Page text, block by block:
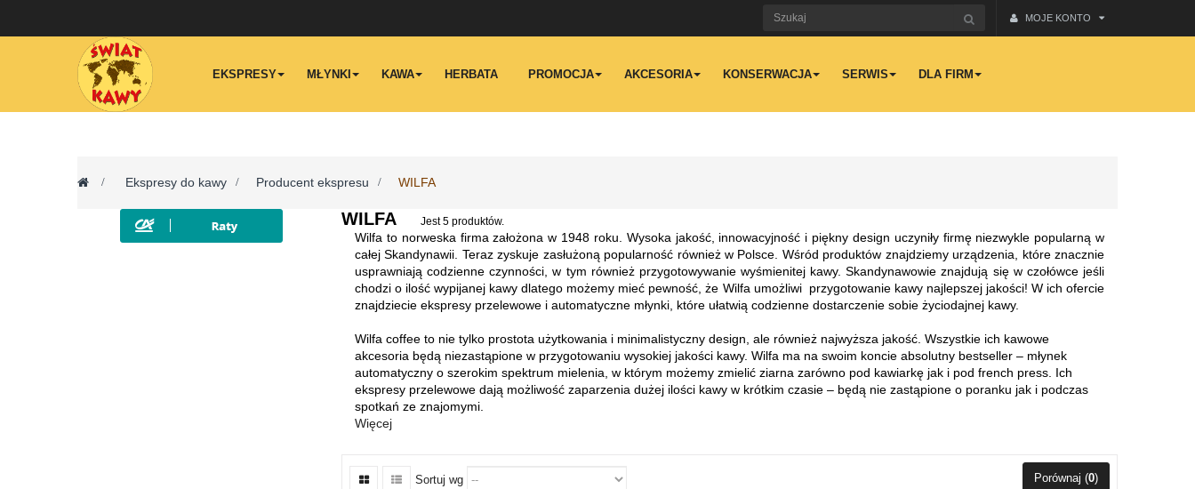
MOJE KONTO
EKSPRESY MŁYNKI KAWA HERBATA PROMOCJA AKCESORIA KONSERWACJA SERWIS DLA FIRM
> Ekspresy do kawy > Producent ekspresu > WILFA
WILFA Jest 5 produktów.
Wilfa to norweska firma założona w 1948 roku. Wysoka jakość, innowacyjność i piękny design uczyniły firmę niezwykle popularną w
całej Skandynawii. Teraz zyskuje zasłużoną popularność również w Polsce. Wśród produktów znajdziemy urządzenia, które znacznie
usprawniają codzienne czynności, w tym również przygotowywanie wyśmienitej kawy. Skandynawowie znajdują się w czołówce jeśli
chodzi o ilość wypijanej kawy dlatego możemy mieć pewność, że Wilfa umożliwi przygotowanie kawy najlepszej jakości! W ich ofercie
znajdziecie ekspresy przelewowe i automatyczne młynki, które ułatwią codzienne dostarczenie sobie życiodajnej kawy.
Wilfa coffee to nie tylko prostota użytkowania i minimalistyczny design, ale również najwyższa jakość. Wszystkie ich kawowe
akcesoria będą niezastąpione w przygotowaniu wysokiej jakości kawy. Wilfa ma na swoim koncie absolutny bestseller – młynek
automatyczny o szerokim spektrum mielenia, w którym możemy zmielić ziarna zarówno pod kawiarkę jak i pod french press. Ich
ekspresy przelewowe dają możliwość zaparzenia dużej ilości kawy w krótkim czasie – będą nie zastąpione o poranku jak i podczas
spotkań ze znajomymi.
Więcej
Sortuj wg Porównaj (0)